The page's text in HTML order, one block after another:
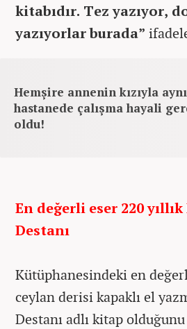
kitabıdır. Tez yazıyor,
yazıyorlar burada”
Hemşire annenin kızıyla aynı
hastanede çalışma hayali
oldu!
En değerli eser 220
Destanı
Kütüphanesindeki en
ceylan derisi kapaklı el
Destanı adlı kitap